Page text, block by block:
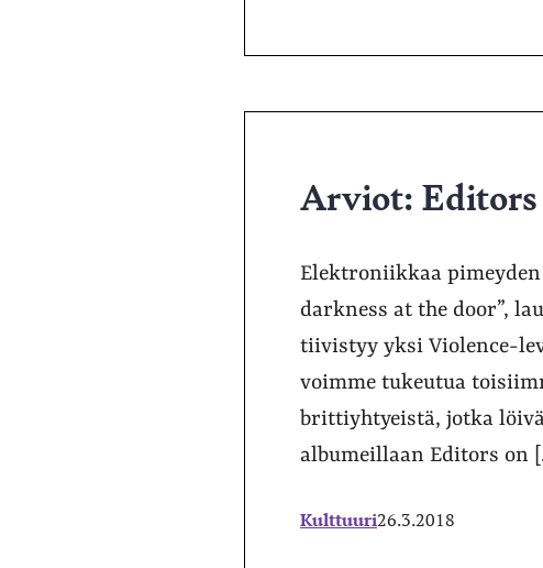
Arviot: Editors
Elektroniikkaa pimeyden
darkness at the door”,
tiivistyy yksi Violence-
voimme tukeutua
brittiyhtyeistä, jotka
albumeillaan Editors on
Kulttuuri26.3.2018